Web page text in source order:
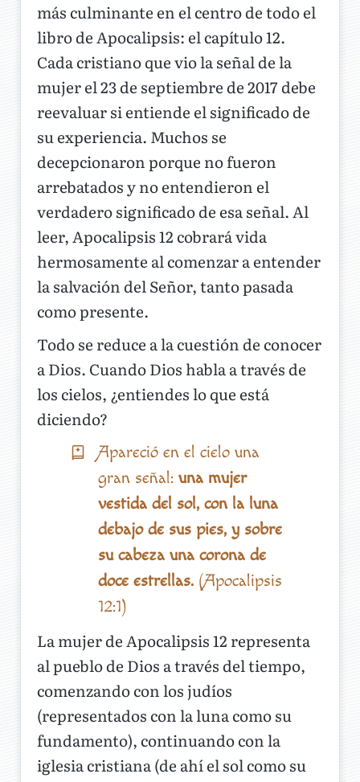
más culminante en el centro de todo el
libro de Apocalipsis: el capítulo 12.
Cada cristiano que vio la señal de la
mujer el 23 de septiembre de 2017 debe
reevaluar si entiende el significado de
su experiencia. Muchos se
decepcionaron porque no fueron
arrebatados y no entendieron el
verdadero significado de esa señal. Al
leer, Apocalipsis 12 cobrará vida
hermosamente al comenzar a entender
la salvación del Señor, tanto pasada
como presente.
Todo se reduce a la cuestión de conocer
a Dios. Cuando Dios habla a través de
los cielos, ¿entiendes lo que está
diciendo?
Apareció en el cielo una
gran señal: una mujer
vestida del sol, con la luna
debajo de sus pies, y sobre
su cabeza una corona de
doce estrellas.(Apocalipsis
12:1)
La mujer de Apocalipsis 12 representa
al pueblo de Dios a través del tiempo,
comenzando con los judíos
(representados con la luna como su
fundamento), continuando con la
iglesia cristiana (de ahí el sol como su